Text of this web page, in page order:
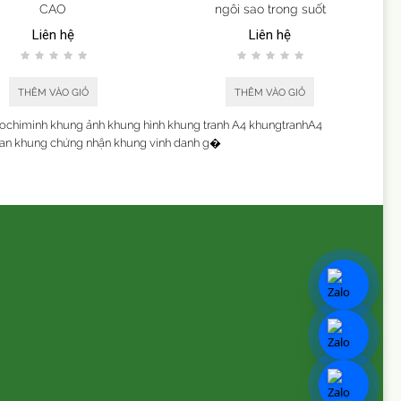
CAO
Liên hệ
THÊM VÀO GIỎ
ngôi sao trong suốt
Liên hệ
THÊM VÀO GIỎ
khung ảnh khung hình khung tranh A4 khungtranhA4
khung chứng nhận khung vinh danh g�